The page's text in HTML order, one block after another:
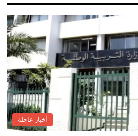
أخبار عاجلة